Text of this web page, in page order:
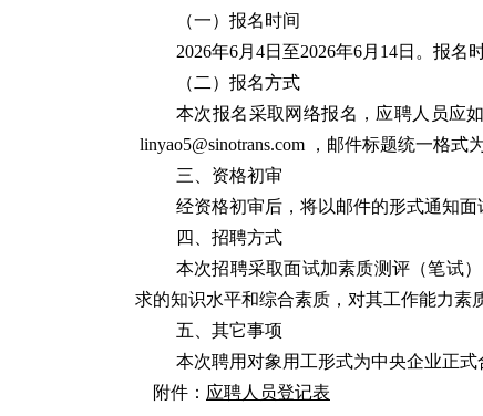
（一）报名时间
2026年6月4日至2026年6月14日。报名
（二）报名方式
本次报名采取网络报名，应聘人员应
linyao5@sinotrans.com ，邮件标题统一格式
三、资格初审
经资格初审后，将以邮件的形式通知面
四、招聘方式
本次招聘采取面试加素质测评（笔试
求的知识水平和综合素质，对其工作能力素
五、其它事项
本次聘用对象用工形式为中央企业正
附件： 应聘人员登记表